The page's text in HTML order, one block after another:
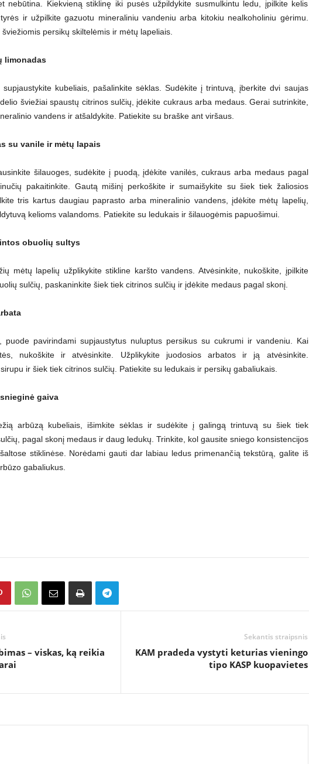
nebūtina. Kiekvieną stiklinę iki pusės užpildykite susmulkintu ledu, įpilkite kelis
ir užpilkite gazuotu mineraliniu vandeniu arba kitokiu nealkoholiniu gėrimu.
persikų skiltelėmis ir mėtų lapeliais.
limonadas
kubeliais, pašalinkite sėklas. Sudėkite į trintuvą, įberkite dvi saujas
šviežiai spaustų citrinos sulčių, įdėkite cukraus arba medaus. Gerai sutrinkite,
vandens ir atšaldykite. Patiekite su braške ant viršaus.
su vanile ir mėtų lapais
šilauoges, sudėkite į puodą, įdėkite vanilės, cukraus arba medaus pagal
pakaitinkite. Gautą mišinį perkoškite ir sumaišykite su šiek tiek žaliosios
tris kartus daugiau paprasto arba mineralinio vandens, įdėkite mėtų lapelių,
kelioms valandoms. Patiekite su ledukais ir šilauogėmis papuošimui.
obuolių sultys
mėtų lapelių užplikykite stikline karšto vandens. Atvėsinkite, nukoškite, įpilkite
sulčių, paskaninkite šiek tiek citrinos sulčių ir įdėkite medaus pagal skonį.
puode pavirindami supjaustytus nuluptus persikus su cukrumi ir vandeniu. Kai
nukoškite ir atvėsinkite. Užplikykite juodosios arbatos ir ją atvėsinkite.
ir šiek tiek citrinos sulčių. Patiekite su ledukais ir persikų gabaliukais.
gaiva
arbūzą kubeliais, išimkite sėklas ir sudėkite į galingą trintuvą su šiek tiek
pagal skonį medaus ir daug ledukų. Trinkite, kol gausite sniego konsistencijos
stiklinėse. Norėdami gauti dar labiau ledus primenančią tekstūrą, galite iš
gabaliukus.
– viskas, ką reikia
Sekantis straipsnis
KAM pradeda vystyti keturias vieningo
tipo KASP kuopavietes